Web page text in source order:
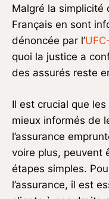
Malgré la simplicité
Français en sont
dénoncée par l’
quoi la justice a
des assurés reste
Il est crucial que
mieux informés de
l’assurance
voire plus, peuvent
étapes simples.
l’assurance, il est